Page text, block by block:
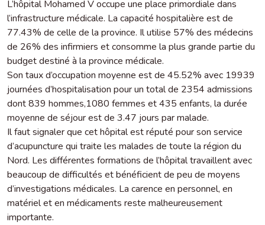
L’hôpital Mohamed V occupe une place primordiale dans
l’infrastructure médicale. La capacité hospitalière est de
77.43% de celle de la province. Il utilise 57% des médecins
de 26% des infirmiers et consomme la plus grande partie du
budget destiné à la province médicale.
Son taux d’occupation moyenne est de 45.52% avec 19939
journées d’hospitalisation pour un total de 2354 admissions
dont 839 hommes,1080 femmes et 435 enfants, la durée
moyenne de séjour est de 3.47 jours par malade.
Il faut signaler que cet hôpital est réputé pour son service
d’acupuncture qui traite les malades de toute la région du
Nord. Les différentes formations de l’hôpital travaillent avec
beaucoup de difficultés et bénéficient de peu de moyens
d’investigations médicales. La carence en personnel, en
matériel et en médicaments reste malheureusement
importante.